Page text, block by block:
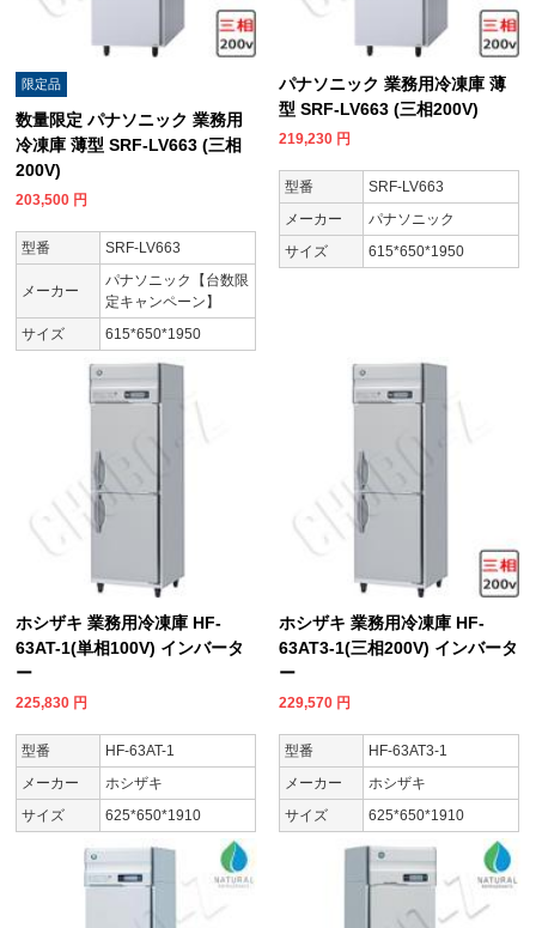
限定品
数量限定 パナソニック 業務用
冷凍庫 薄型 SRF-LV663 (三相
200V)
203,500 円
型番 SRF-LV663
メーカー
パナソニック【台数限
定キャンペーン】
サイズ
615*650*1950
パナソニック 業務用冷凍庫 薄
型 SRF-LV663 (三相200V)
219,230 円
型番
SRF-LV663
メーカー
パナソニック
サイズ
615*650*1950
ホシザキ 業務用冷凍庫 HF-
63AT-1(単相100V) インバータ
ー
225,830 円
型番
HF-63AT-1
メーカー
ホシザキ
サイズ
625*650*1910
ホシザキ 業務用冷凍庫 HF-
63AT3-1(三相200V) インバータ
ー
229,570 円
型番
HF-63AT3-1
メーカー
ホシザキ
サイズ
625*650*1910